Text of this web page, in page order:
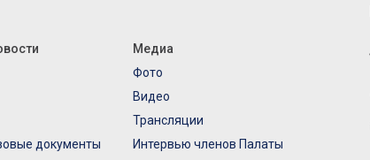
документы
Медиа
Фото
Видео
Трансляции
Интервью членов Палаты